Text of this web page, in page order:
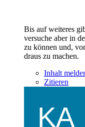
Bis auf weiteres
versuche aber in
zu können und,
draus zu machen.
Inhalt
Zitieren